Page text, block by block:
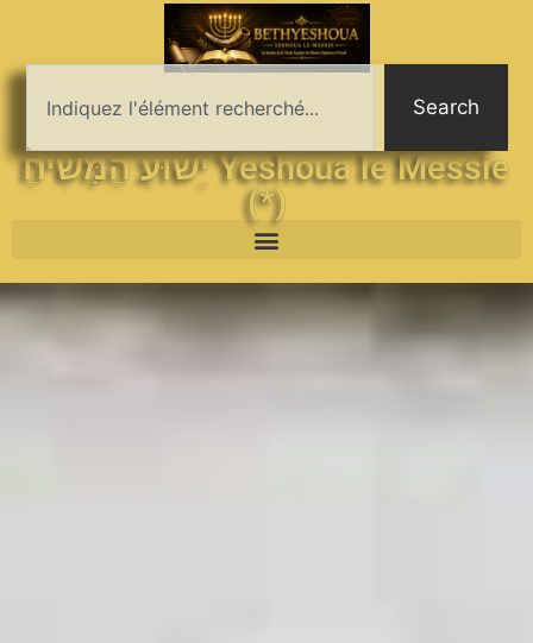
Search
יֵשׁוּעַ הַמָּשִׁיחַ Yeshoua le Messie
(*)